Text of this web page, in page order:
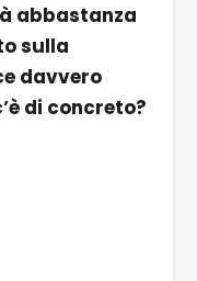
abbastanza
sulla
davvero
di concreto?